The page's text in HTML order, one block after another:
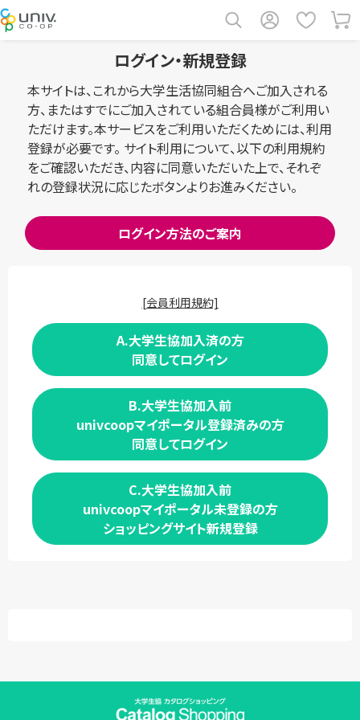
ログイン・新規登録
本サイトは、これから大学生活協同組合へご加入される
方、またはすでにご加入されている組合員様がご利用い
ただけます。本サービスをご利用いただくためには、利用
登録が必要です。 サイト利用について、以下の利用規約
をご確認いただき、内容に同意いただいた上で、それぞ
れの登録状況に応じたボタンよりお進みください。
ログイン方法のご案内
[会員利用規約]
A.大学生協加入済の方
同意してログイン
B.大学生協加入前
univcoopマイポータル登録済みの方
同意してログイン
C.大学生協加入前
univcoopマイポータル未登録の方
ショッピングサイト新規登録